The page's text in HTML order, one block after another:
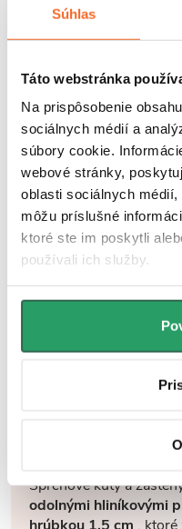
Súhlas
Táto webstránka
Na prispôsobenie
sociálnych médií a
súbory cookie.
webové stránky,
oblasti sociálnych
môžu príslušné
ktoré ste im poskytli
používali ich služby.
nastaviteľnými
Sprchové kúty a
odolnými hliníkovými